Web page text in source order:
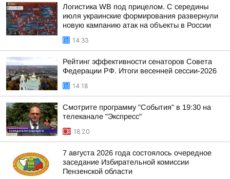
Логистика WB под прицелом. С середины
июля украинские формирования развернули
новую кампанию атак на объекты в России
14:33
Рейтинг эффективности сенаторов Совета
Федерации РФ. Итоги весенней сессии-2026
14:18
Смотрите программу "События" в 19:30 на
телеканале "Экспресс"
18:20
7 августа 2026 года состоялось очередное
заседание Избирательной комиссии
Пензенской области